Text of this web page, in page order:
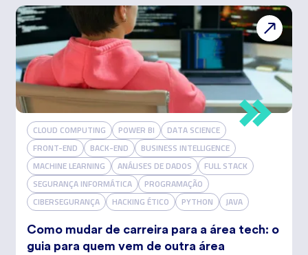
CLOUD COMPUTING POWER BI
DATA SCIENCE
FRONT-END
BACK-END
BUSINESS INTELLIGENCE
MACHINE LEARNING
ANÁLISES DE DADOS
FULL STACK
SEGURANÇA INFORMÁTICA
PROGRAMAÇÃO
CIBERSEGURANÇA
HACKING ÉTICO PYTHON JAVA
Como mudar de carreira para a área tech: o
guia para quem vem de outra área